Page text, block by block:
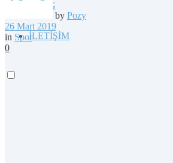
BLOG
İLETİŞİM
by Pozy
26 Mart 2019
in Spor
0